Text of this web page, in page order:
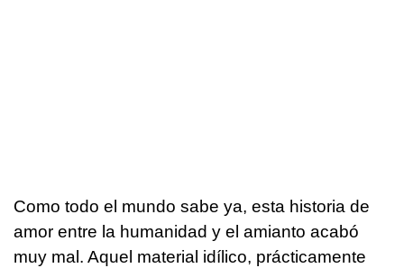
Como todo el mundo sabe ya, esta historia de
amor entre la humanidad y el amianto acabó
muy mal. Aquel material idílico, prácticamente